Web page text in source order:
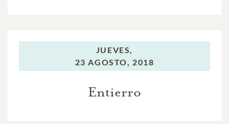
JUEVES,
23 AGOSTO, 2018
Entierro